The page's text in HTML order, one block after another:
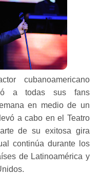
cubanoamericano
a todas sus fans
en medio de un
a cabo en el Teatro
de su exitosa gira
continúa durante los
de Latinoamérica y